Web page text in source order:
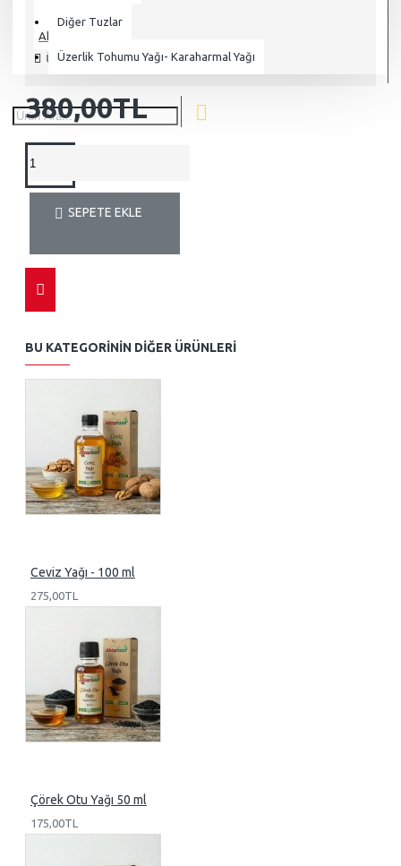
Diğer Tuzlar
Üzerlik Tohumu Yağı- Karaharmal Yağı
380,00TL
Aktarland
ÜRÜNÜ INCELEYEN: 6890
SEPETE EKLE
BU KATEGORININ DIĞER ÜRÜNLERI
Ceviz Yağı - 100 ml
275,00TL
Çörek Otu Yağı 50 ml
175,00TL